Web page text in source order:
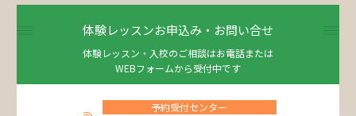
体験レッスンお申込み・お問い合せ
体験レッスン・入校のご相談はお電話または
WEBフォームから受付中です
予約受付センター